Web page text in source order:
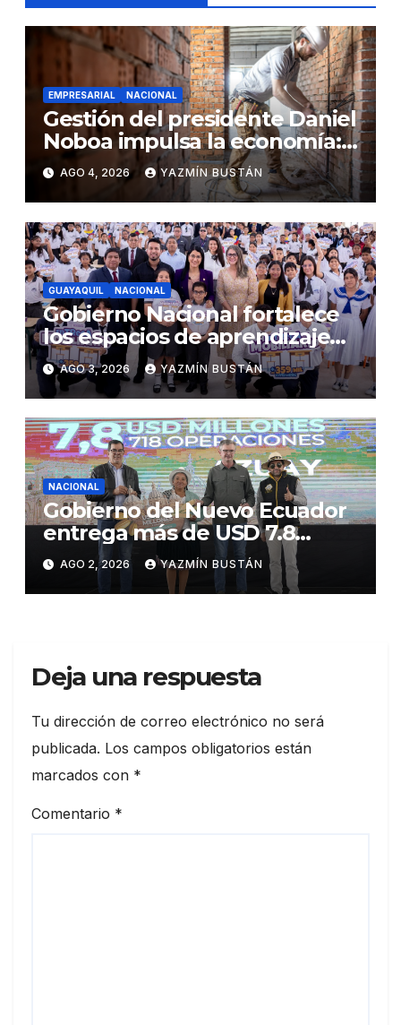
EMPRESARIAL NACIONAL
Gestión del presidente Daniel
Noboa impulsa la economía:
ventas superan los USD
25.600 millones y crecen
16,7% en julio
AGO 4, 2026 YAZMÍN BUSTÁN
GUAYAQUIL NACIONAL
Gobierno Nacional fortalece
los espacios de aprendizaje
con la entrega de mobiliario
escolar en Guayaquil, Durán y
Samborondón
AGO 3, 2026 YAZMÍN BUSTÁN
NACIONAL
Gobierno del Nuevo Ecuador
entrega más de USD 7.8
millones en créditos
productivos en Azuay,
continuando con la
AGO 2, 2026 YAZMÍN BUSTÁN
Deja una respuesta
Tu dirección de correo electrónico no será
publicada. Los campos obligatorios están
marcados con *
Comentario *